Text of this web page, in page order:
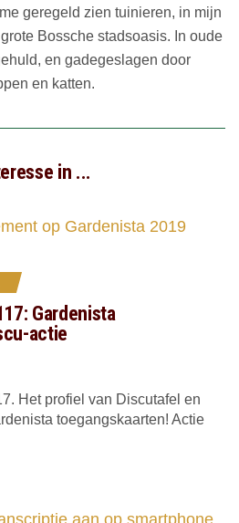
geregeld zien tuinieren, in mijn
Bossche stadsoasis. In oude
en gadegeslagen door
en katten.
in ...
Gardenista
actie
Het profiel van Discutafel en
toegangskaarten! Actie